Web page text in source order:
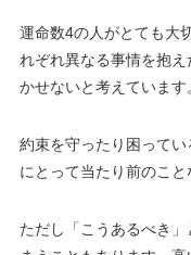
運命数4の人がとても大
れぞれ異なる事情を抱
かせないと考えています
約束を守ったり困って
にとって当たり前のこと
ただし「こうあるべき